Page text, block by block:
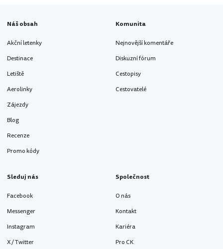
Náš obsah
Akční letenky
Destinace
Letiště
Aerolinky
Zájezdy
Blog
Recenze
Promo kódy
Komunita
Nejnovější komentáře
Diskuzní fórum
Cestopisy
Cestovatelé
Sleduj nás
Facebook
Messenger
Instagram
X / Twitter
Společnost
O nás
Kontakt
Kariéra
Pro CK